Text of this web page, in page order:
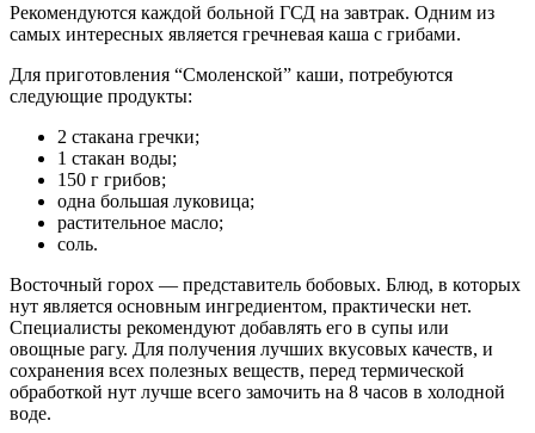
Рекомендуются каждой больной ГСД на завтрак. Одним из
самых интересных является гречневая каша с грибами.
Для приготовления “Смоленской” каши, потребуются
следующие продукты:
2 стакана гречки;
1 стакан воды;
150 г грибов;
одна большая луковица;
растительное масло;
соль.
Восточный горох — представитель бобовых. Блюд, в которых
нут является основным ингредиентом, практически нет.
Специалисты рекомендуют добавлять его в супы или
овощные рагу. Для получения лучших вкусовых качеств, и
сохранения всех полезных веществ, перед термической
обработкой нут лучше всего замочить на 8 часов в холодной
воде.